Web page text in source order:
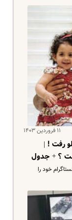
۱۱ فروردین ۱۴۰۳
رفت ! |
؟ + جدول
خود را